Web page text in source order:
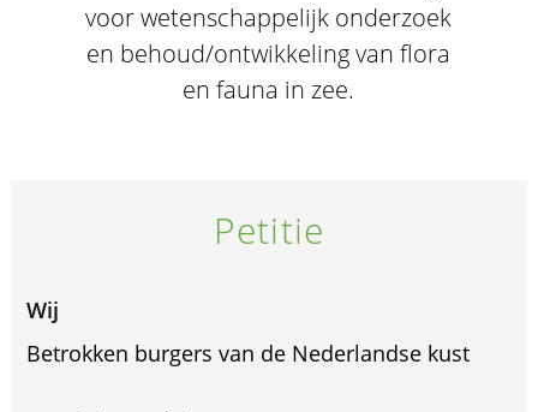
voor wetenschappelijk onderzoek
en behoud/ontwikkeling van flora
en fauna in zee.
Petitie
Wij
Betrokken burgers van de Nederlandse kust